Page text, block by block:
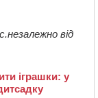
від
іграшки: у